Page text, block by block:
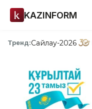
KAZINFORM
Тренд:Сайлау-2026